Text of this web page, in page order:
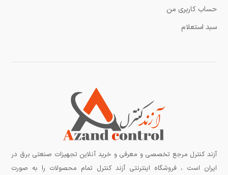
حساب کاربری من
سبد استعلام
آزند کنترل مرجع تخصصی و معرفی و خرید آنلاین تجهیزات صنعتی برق در
ایران است ، فروشگاه اینترنتی آزند کنترل تمام محصولات را به صورت